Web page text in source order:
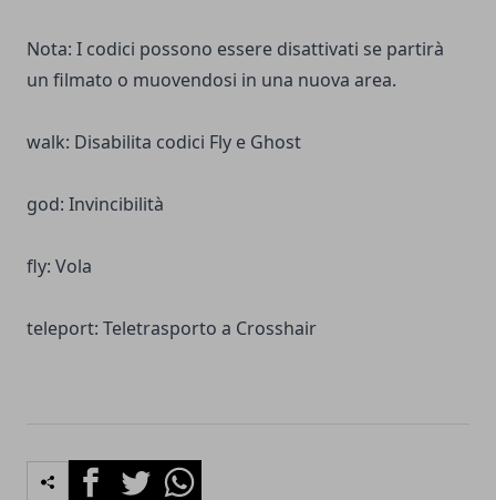
Nota: I codici possono essere disattivati se partirà
un filmato o muovendosi in una nuova area.
walk: Disabilita codici Fly e Ghost
god: Invincibilità
fly: Vola
teleport: Teletrasporto a Crosshair
FacebookTwitterWhatsapp